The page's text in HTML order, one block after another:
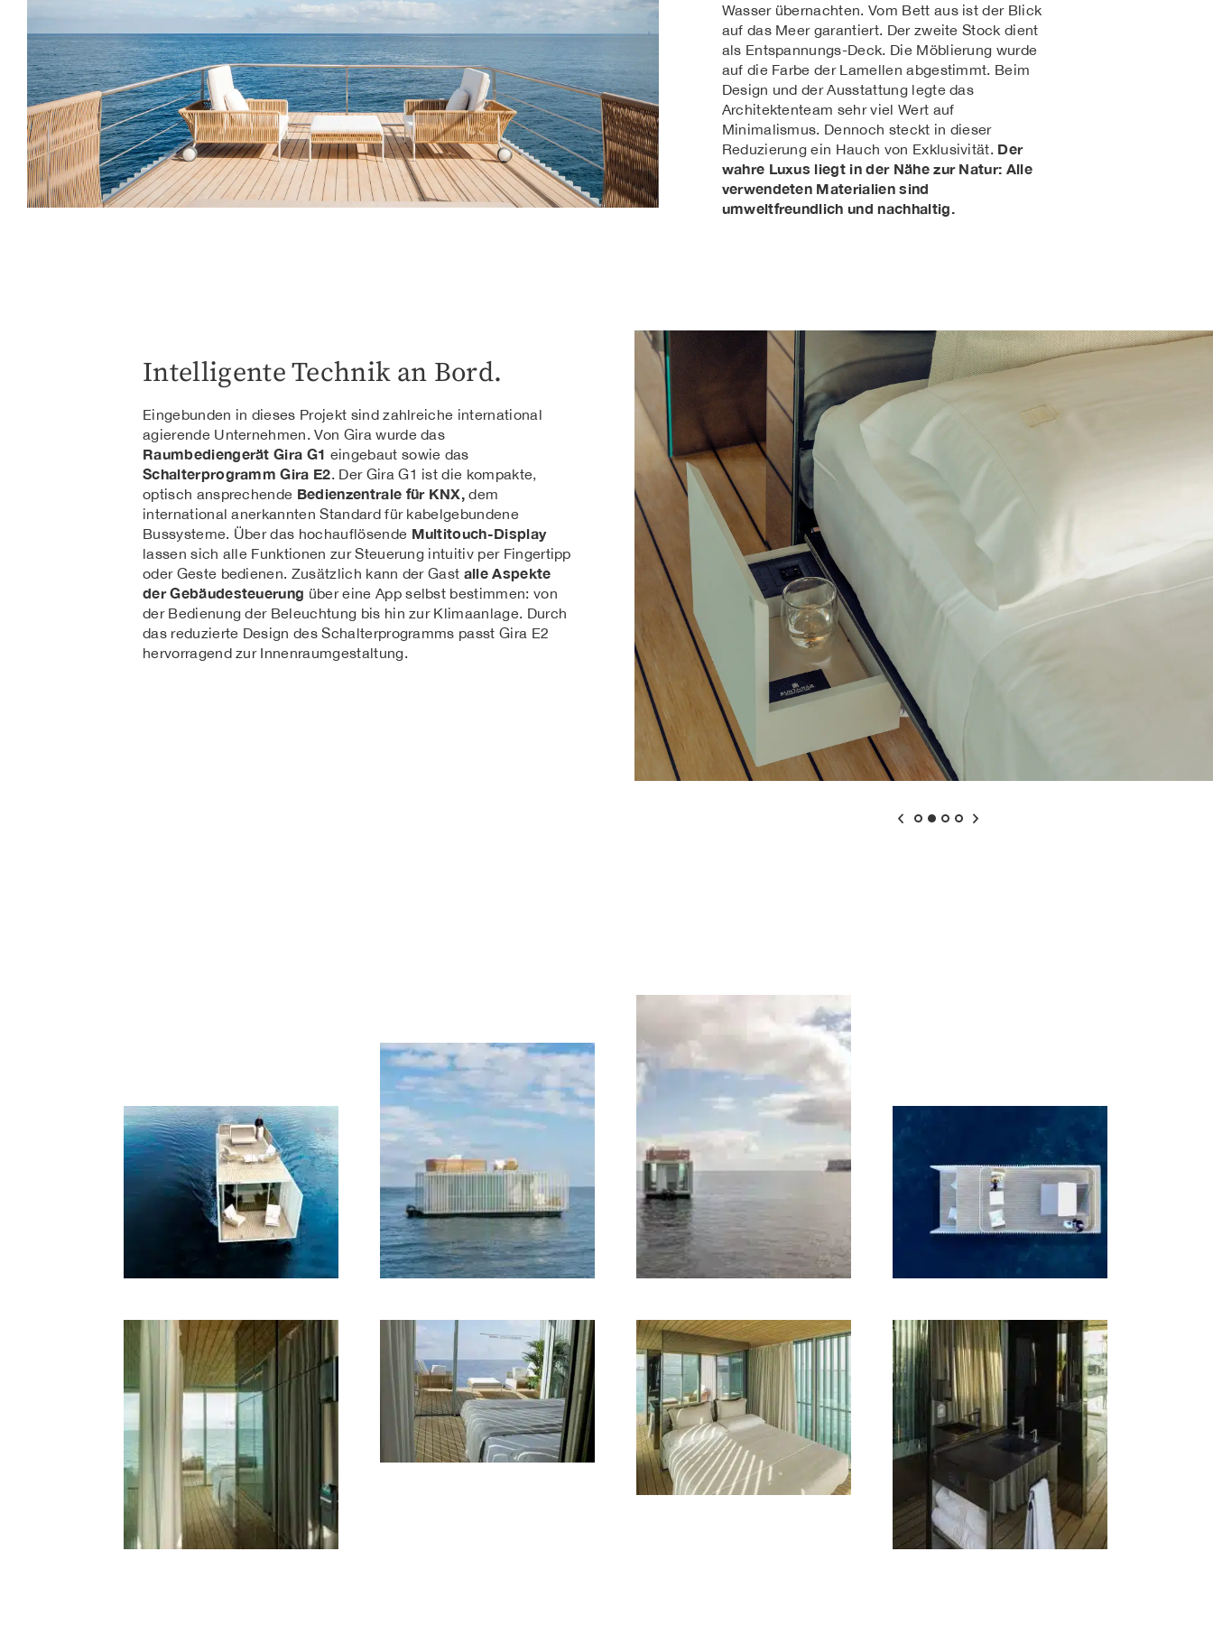
Wasser übernachten. Vom Bett aus ist der Blick
auf das Meer garantiert. Der zweite Stock dient
als Entspannungs-Deck. Die Möblierung wurde
auf die Farbe der Lamellen abgestimmt. Beim
Design und der Ausstattung legte das
Architektenteam sehr viel Wert auf
Minimalismus. Dennoch steckt in dieser
Reduzierung ein Hauch von Exklusivität. Der
wahre Luxus liegt in der Nähe zur Natur: Alle
verwendeten Materialien sind
umweltfreundlich und nachhaltig.
Intelligente Technik an Bord.
Eingebunden in dieses Projekt sind zahlreiche international
agierende Unternehmen. Von Gira wurde das
Raumbediengerät Gira G1 eingebaut sowie das
Schalterprogramm Gira E2. Der Gira G1 ist die kompakte,
optisch ansprechende Bedienzentrale für KNX, dem
international anerkannten Standard für kabelgebundene
Bussysteme. Über das hochauflösende Multitouch-Display
lassen sich alle Funktionen zur Steuerung intuitiv per Fingertipp
oder Geste bedienen. Zusätzlich kann der Gast alle Aspekte
der Gebäudesteuerung über eine App selbst bestimmen: von
der Bedienung der Beleuchtung bis hin zur Klimaanlage. Durch
das reduzierte Design des Schalterprogramms passt Gira E2
hervorragend zur Innenraumgestaltung.